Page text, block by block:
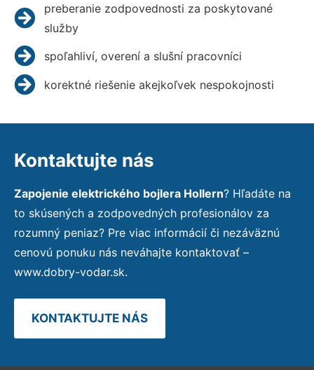
preberanie zodpovednosti za poskytované
služby
spoľahliví, overení a slušní pracovníci
korektné riešenie akejkoľvek nespokojnosti
Kontaktujte nás
Zapojenie elektrického bojlera Hollern? Hľadáte na
to skúsených a zodpovedných profesionálov za
rozumný peniaz? Pre viac informácií či nezáväznú
cenovú ponuku nás neváhajte kontaktovať –
www.dobry-vodar.sk.
KONTAKTUJTE NÁS